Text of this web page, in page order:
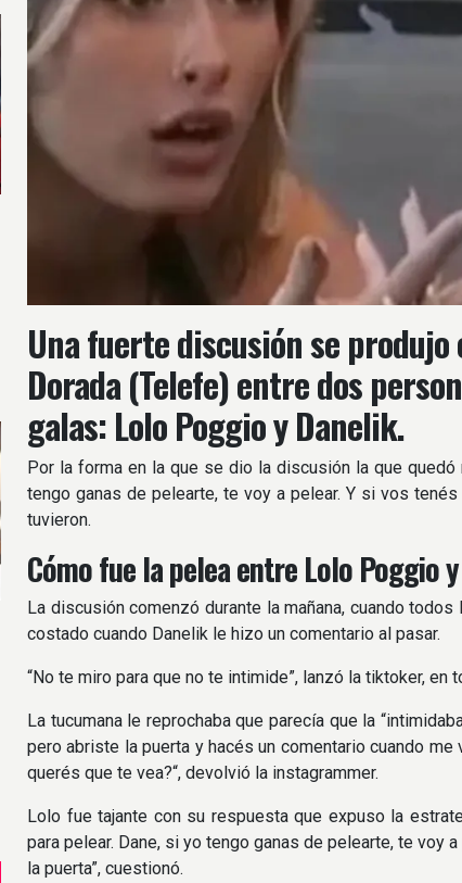
Una fuerte discusión se produjo
Dorada (Telefe) entre dos
galas: Lolo Poggio y Danelik.
Por la forma en la que se dio la discusión la que quedó
tengo ganas de pelearte, te voy a pelear. Y si vos
tuvieron.
Cómo fue la pelea entre Lolo Poggio
La discusión comenzó durante la mañana, cuando
costado cuando Danelik le hizo un comentario al pasar.
“No te miro para que no te intimide”, lanzó la tiktoker, en
La tucumana le reprochaba que parecía que la
pero abriste la puerta y hacés un comentario cuando me
querés que te vea?“, devolvió la instagrammer.
Lolo fue tajante con su respuesta que expuso la
para pelear. Dane, si yo tengo ganas de pelearte, te voy
la puerta”, cuestionó.